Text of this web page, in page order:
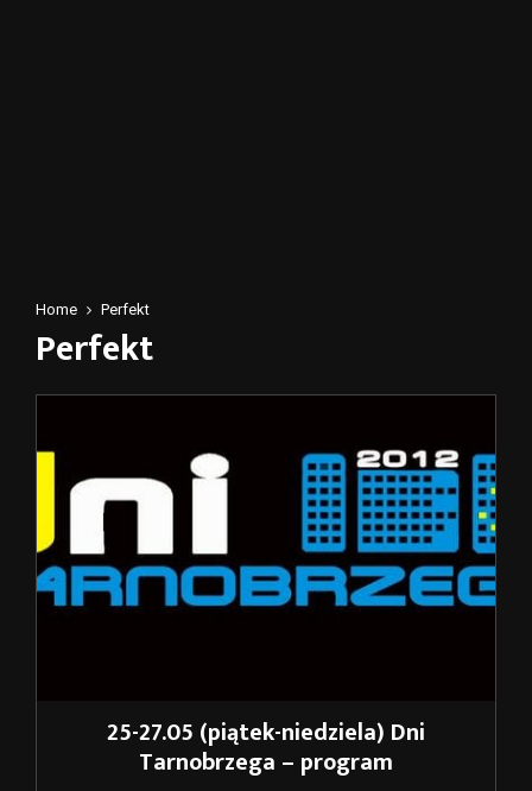
Home Perfekt
Perfekt
25-27.05 (piątek-niedziela) Dni
Tarnobrzega – program